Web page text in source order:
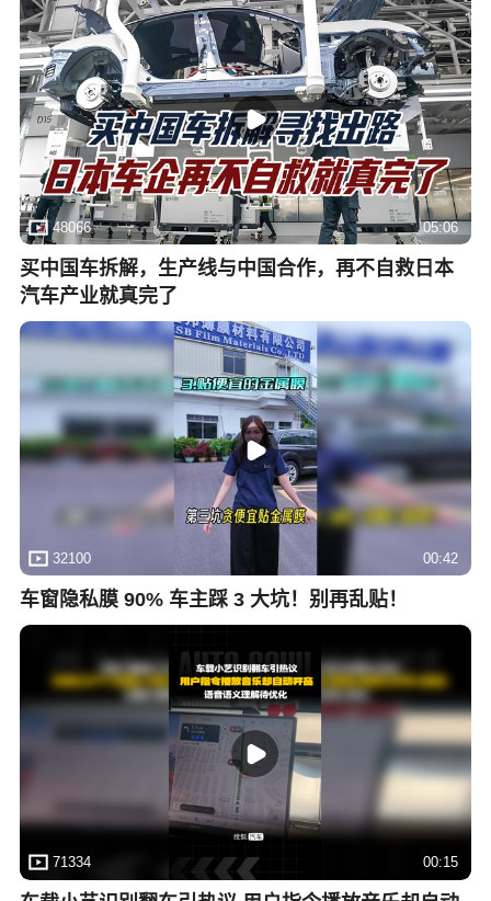
48066 05:06
买中国车拆解，生产线与中国合作，再不自救日本
汽车产业就真完了
32100 00:42
车窗隐私膜 90% 车主踩 3 大坑！别再乱贴！
71334 00:15